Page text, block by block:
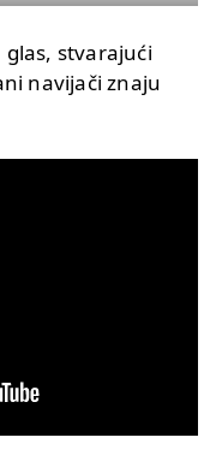
glas, stvarajući
navijači znaju